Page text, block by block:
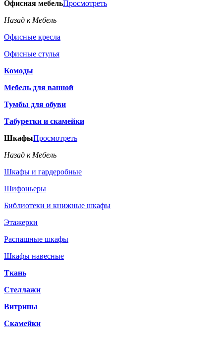
Офисная мебельПросмотреть
Назад к Мебель
Офисные кресла
Офисные стулья
Комоды
Мебель для ванной
Тумбы для обуви
Табуретки и скамейки
ШкафыПросмотреть
Назад к Мебель
Шкафы и гардеробные
Шифоньеры
Библиотеки и книжные шкафы
Этажерки
Распашные шкафы
Шкафы навесные
Ткань
Стеллажи
Витрины
Скамейки